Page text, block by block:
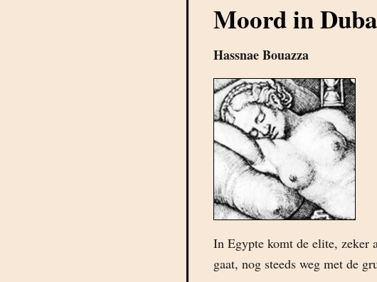
Moord in
Hassnae Bouazza
In Egypte komt de elite, zeker
gaat, nog steeds weg met de